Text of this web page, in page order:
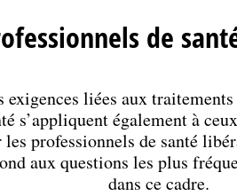
de
exigences liées aux traitements
s’appliquent également à
les professionnels de santé
aux questions les plus
dans ce cadre.